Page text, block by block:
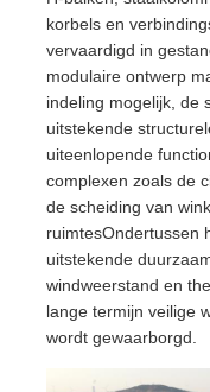
Neem contact
Nieuws
Gevallen
Blog
Vraag een offerte
korbels en
vervaardigd in
modulaire ontwerp
indeling mogelijk, de
uitstekende
uiteenlopende
complexen zoals de
de scheiding van
ruimtesOndertussen
uitstekende
windweerstand en
lange termijn veilige
wordt gewaarborgd.